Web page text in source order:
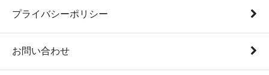
プライバシーポリシー
お問い合わせ